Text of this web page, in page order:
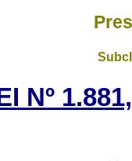
Nº